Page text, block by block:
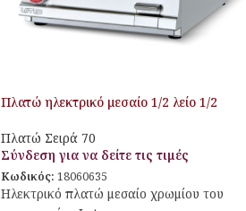
Πλατώ ηλεκτρικό μεσαίο 1/2 λείο 1/2
Πλατώ Σειρά 70
Σύνδεση για να δείτε τις τιμές
Κωδικός: 18060635
Ηλεκτρικό πλατώ μεσαίο χρωμίου του